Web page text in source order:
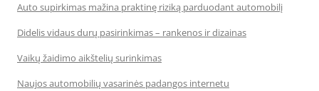
Auto supirkimas mažina praktinę riziką parduodant automobilį
Didelis vidaus durų pasirinkimas – rankenos ir dizainas
Vaikų žaidimo aikštelių surinkimas
Naujos automobilių vasarinės padangos internetu